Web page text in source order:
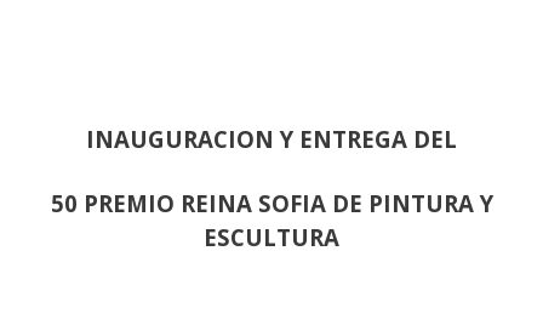
INAUGURACION Y ENTREGA DEL
50 PREMIO REINA SOFIA DE PINTURA Y
ESCULTURA